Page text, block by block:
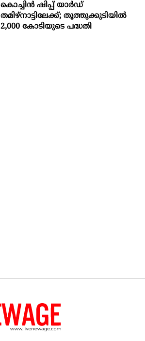
കൊച്ചിന്‍ ഷിപ്പ് യാർഡ്
തമിഴ്നാട്ടിലേക്ക്; തൂത്തുക്കുടിയിൽ
2,000 കോടിയുടെ പദ്ധതി